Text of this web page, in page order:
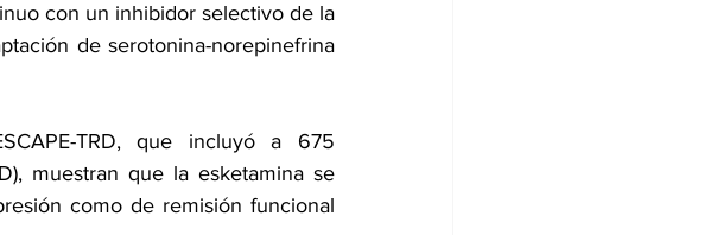
con un inhibidor selectivo de la
de serotonina-norepinefrina
TRD, que incluyó a 675
muestran que la esketamina se
como de remisión funcional